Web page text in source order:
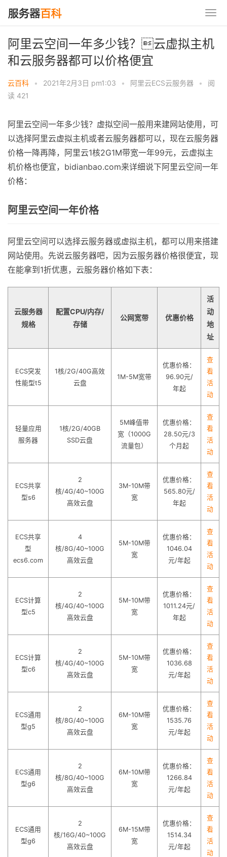
阿里云空间一年多少钱？云虚拟主机
和云服务器都可以价格便宜
云百科 • 2021年2月3日 pm1:03 • 阿里云ECS云服务器 •
阅
读 421
阿里云空间一年多少钱？虚拟空间一般用来建网站使用，可
以选择阿里云虚拟主机或者云服务器都可以，现在云服务器
价格一降再降，阿里云1核2G1M带宽一年99元，云虚拟主
机价格也便宜，bidianbao.com来详细说下阿里云空间一年
价格：
阿里云空间一年价格
阿里云空间可以选择云服务器或虚拟主机，都可以用来搭建
网站使用。先说云服务器吧，因为云服务器价格很便宜，现
在能拿到1折优惠，云服务器价格如下表：
云服务器
规格
配置CPU/内存/
存储
公网宽带 优惠价格
活
动
地
址
ECS突发
性能型t5
1核/2G/40G高效
云盘
1M-5M宽带
优惠价格：
96.90元/
年起
查
看
活
动
轻量应用
服务器
1核/2G/40GB
SSD云盘
5M峰值带
宽（1000G
流量包）
优惠价格：
28.50元/3
个月起
查
看
活
动
ECS共享
型s6
2
核/4G/40~100G
高效云盘
3M-10M带
宽
优惠价格：
565.80元/
年起
查
看
活
动
ECS共享
型
ecs6.com
4
核/8G/40~100G
高效云盘
5M-10M带
宽
优惠价格：
1046.04
元/年起
查
看
活
动
ECS计算
型c5
2
核/4G/40~100G
高效云盘
5M-10M带
宽
优惠价格：
1011.24元/
年起
查
看
活
动
ECS计算
型c6
2
核/4G/40~100G
高效云盘
5M-10M带
宽
优惠价格：
1036.68
元/年起
查
看
活
动
ECS通用
型g5
2
核/8G/40~100G
高效云盘
6M-10M带
宽
优惠价格：
1535.76
元/年起
查
看
活
动
ECS通用
型g6
2
核/8G/40~100G
高效云盘
6M-10M带
宽
优惠价格：
1266.84
元/年起
查
看
活
动
ECS通用
型g6
2
核/16G/40~100G
高效云盘
6M-15M带
宽
优惠价格：
1514.34
元/年起
查
看
活
动